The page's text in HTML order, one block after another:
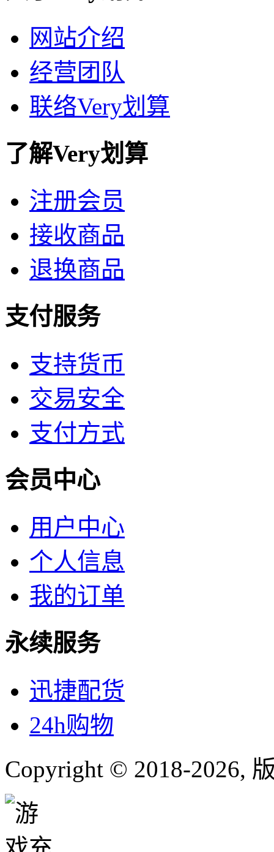
网站介绍
经营团队
联络Very划算
了解Very划算
注册会员
接收商品
退换商品
支付服务
支持货币
交易安全
支付方式
会员中心
用户中心
个人信息
我的订单
永续服务
迅捷配货
24h购物
Copyright © 2018-2026,